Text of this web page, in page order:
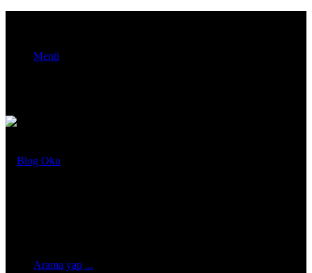
Menü
Arama yap ...